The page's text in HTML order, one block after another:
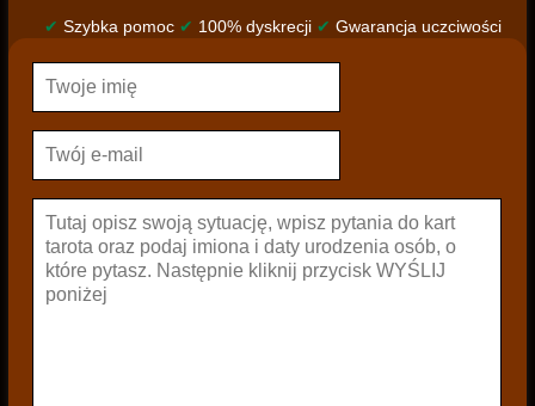
✔ Szybka pomoc ✔ 100% dyskrecji ✔ Gwarancja uczciwości